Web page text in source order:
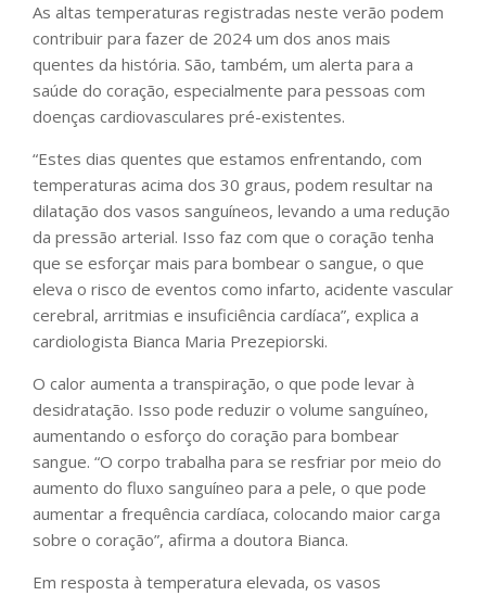
As altas temperaturas registradas neste verão podem
contribuir para fazer de 2024 um dos anos mais
quentes da história. São, também, um alerta para a
saúde do coração, especialmente para pessoas com
doenças cardiovasculares pré-existentes.
“Estes dias quentes que estamos enfrentando, com
temperaturas acima dos 30 graus, podem resultar na
dilatação dos vasos sanguíneos, levando a uma redução
da pressão arterial. Isso faz com que o coração tenha
que se esforçar mais para bombear o sangue, o que
eleva o risco de eventos como infarto, acidente vascular
cerebral, arritmias e insuficiência cardíaca”, explica a
cardiologista Bianca Maria Prezepiorski.
O calor aumenta a transpiração, o que pode levar à
desidratação. Isso pode reduzir o volume sanguíneo,
aumentando o esforço do coração para bombear
sangue. “O corpo trabalha para se resfriar por meio do
aumento do fluxo sanguíneo para a pele, o que pode
aumentar a frequência cardíaca, colocando maior carga
sobre o coração”, afirma a doutora Bianca.
Em resposta à temperatura elevada, os vasos